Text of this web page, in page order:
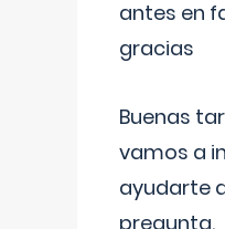
antes en
gracias
Buenas
vamos a
ayudarte
pregunta.